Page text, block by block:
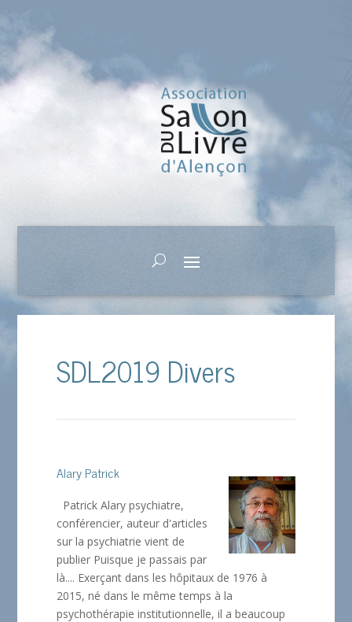
SDL2019 Divers
Alary Patrick
Patrick Alary psychiatre,
conférencier, auteur d'articles
sur la psychiatrie vient de
publier Puisque je passais par
là.... Exerçant dans les hôpitaux de 1976 à
2015, né dans le même temps à la
psychothérapie institutionnelle, il a beaucoup